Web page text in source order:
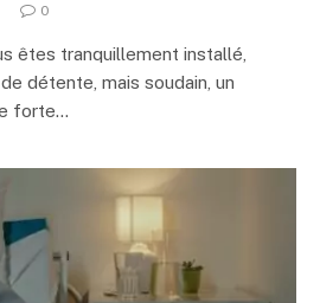
0
êtes tranquillement installé,
détente, mais soudain, un
forte…